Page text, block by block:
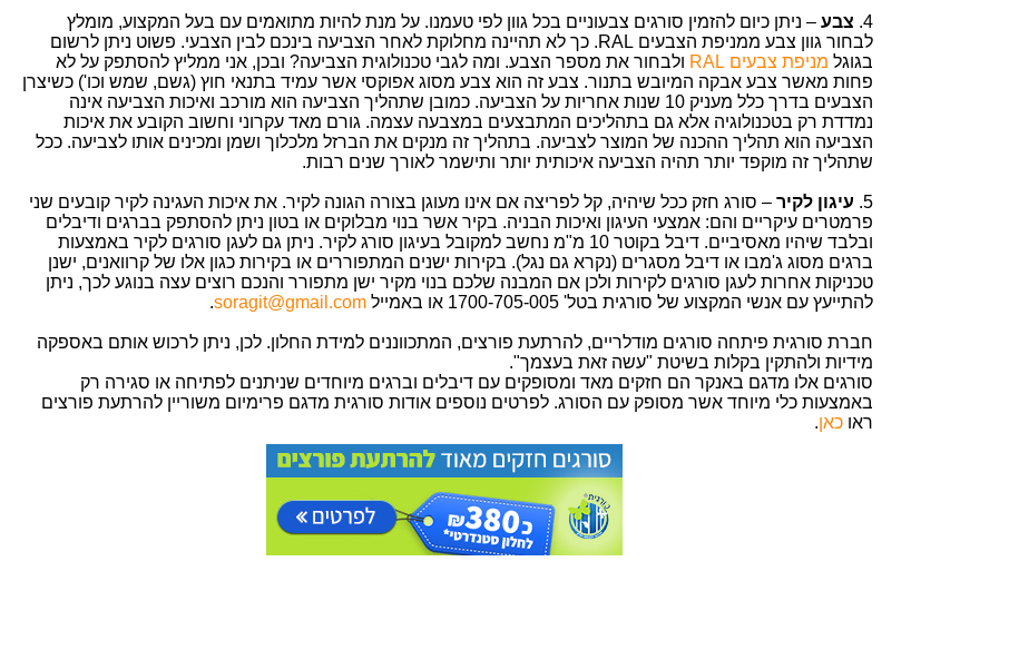
4. צבע– ניתן כיום להזמין סורגים צבעוניים בכל גוון לפי טעמנו. על מנת להיות מתואמים עם בעל המקצוע, מומלץ
לבחור גוון צבע ממניפת הצבעים RAL. כך לא תהיינה מחלוקת לאחר הצביעה בינכם לבין הצבעי. פשוט ניתן לרשום
בגוגל מניפת צבעים RAL
ולבחור את מספר הצבע. ומה לגבי טכנולוגית הצביעה? ובכן, אני ממליץ להסתפק על לא
פחות מאשר צבע אבקה המיובש בתנור. צבע זה הוא צבע מסוג אפוקסי אשר עמיד בתנאי חוץ (גשם, שמש וכו') כשיצרן
הצבעים בדרך כלל מעניק 10 שנות אחריות על הצביעה. כמובן שתהליך הצביעה הוא מורכב ואיכות הצביעה אינה
נמדדת רק בטכנולוגיה אלא גם בתהליכים המתבצעים במצבעה עצמה. גורם מאד עקרוני וחשוב הקובע את איכות
הצביעה הוא תהליך ההכנה של המוצר לצביעה. בתהליך זה מנקים את הברזל מלכלוך ושמן ומכינים אותו לצביעה. ככל
שתהליך זה מוקפד יותר תהיה הצביעה איכותית יותר ותישמר לאורך שנים רבות.
5. עיגון לקיר – סורג חזק ככל שיהיה, קל לפריצה אם אינו מעוגן בצורה הגונה לקיר. את איכות העגינה לקיר קובעים שני
פרמטרים עיקריים והם: אמצעי העיגון ואיכות הבניה. בקיר אשר בנוי מבלוקים או בטון ניתן להסתפק בברגים ודיבלים
ובלבד שיהיו מאסיביים. דיבל בקוטר 10 מ"מ נחשב למקובל בעיגון סורג לקיר. ניתן גם לעגן סורגים לקיר באמצעות
ברגים מסוג ג'מבו או דיבל מסגרים (נקרא גם נגל). בקירות ישנים המתפוררים או בקירות כגון אלו של קרוואנים, ישנן
טכניקות אחרות לעגן סורגים לקירות ולכן אם המבנה שלכם בנוי מקיר ישן מתפורר והנכם רוצים עצה בנוגע לכך, ניתן
להתייעץ עם אנשי המקצוע של סורגית בטל' 1700-705-005 או באמייל
soragit@gmail.com
.
חברת סורגית פיתחה סורגים מודלריים, להרתעת פורצים, המתכווננים למידת החלון. לכן, ניתן לרכוש אותם באספקה
מידיות ולהתקין בקלות בשיטת "עשה זאת בעצמך".
סורגים אלו מדגם באנקר הם חזקים מאד ומסופקים עם דיבלים וברגים מיוחדים שניתנים לפתיחה או סגירה רק
באמצעות כלי מיוחד אשר מסופק עם הסורג. לפרטים נוספים אודות סורגית מדגם פרימיום משוריין להרתעת פורצים
ראוכאן.